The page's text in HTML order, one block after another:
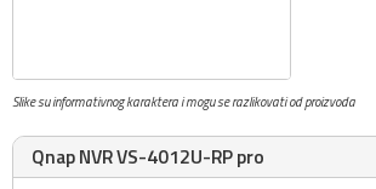
Slike su informativnog karaktera i mogu se razlikovati od proizvoda
Qnap NVR VS-4012U-RP pro